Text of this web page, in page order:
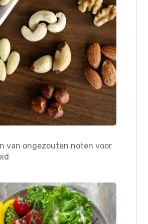
van ongezouten noten voor